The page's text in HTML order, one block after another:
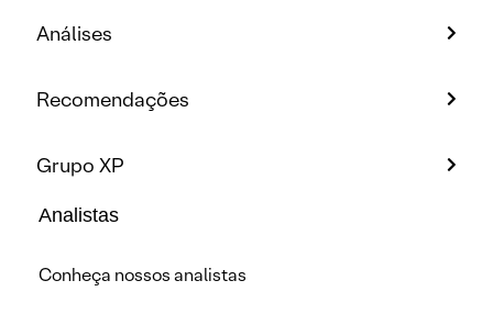
Análises
Recomendações
Grupo XP
Analistas
Conheça nossos analistas